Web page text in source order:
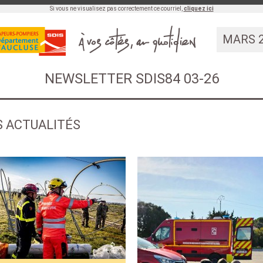
Si vous ne visualisez pas correctement ce courriel, cliquez ici
MARS
NEWSLETTER SDIS84 03-26
ACTUALITÉS